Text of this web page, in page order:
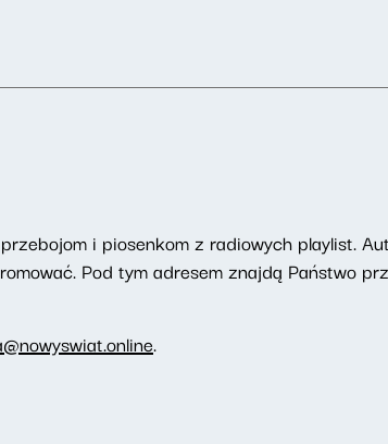
i piosenkom z radiowych playlist.
Pod tym adresem znajdą Państwo
.